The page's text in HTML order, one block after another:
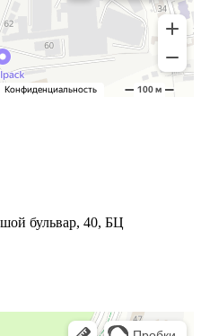
бульвар, 40, БЦ